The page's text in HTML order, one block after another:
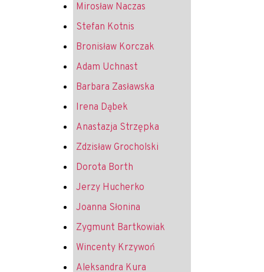
Mirosław Naczas
Stefan Kotnis
Bronisław Korczak
Adam Uchnast
Barbara Zasławska
Irena Dąbek
Anastazja Strzępka
Zdzisław Grocholski
Dorota Borth
Jerzy Hucherko
Joanna Słonina
Zygmunt Bartkowiak
Wincenty Krzywoń
Aleksandra Kura